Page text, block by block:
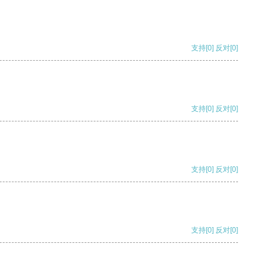
支持[0] 反对[0]
支持[0] 反对[0]
支持[0] 反对[0]
支持[0] 反对[0]